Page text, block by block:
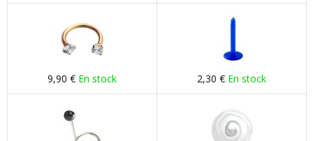
9,90 € En stock 2,30 € En stock